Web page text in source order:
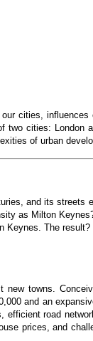
cities, influences
two cities: London
of urban
and its streets
as Milton
Keynes. The result?
new towns.
and an
efficient road
prices, and